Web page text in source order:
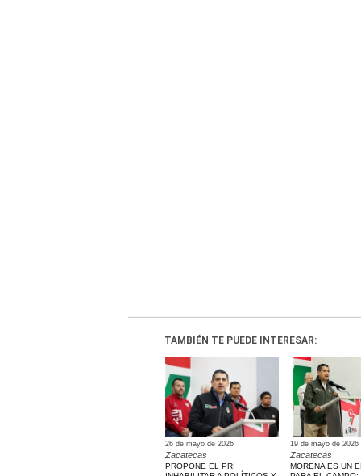
TAMBIÉN TE PUEDE INTERESAR:
26 de mayo de 2026
Zacatecas
PROPONE EL PRI
19 de mayo de 2026
Zacatecas
MORENA ES UN